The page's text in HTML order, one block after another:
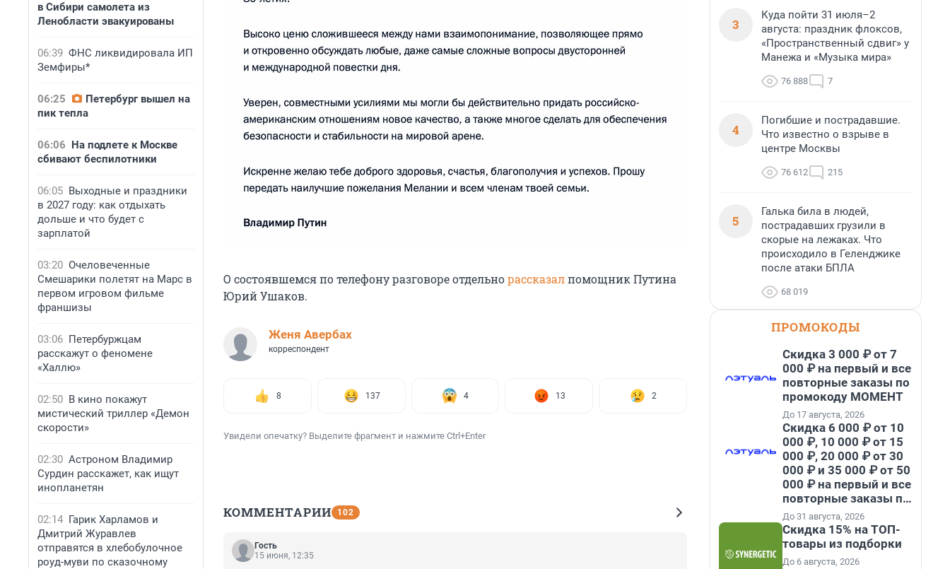
в Сибири самолета из
Ленобласти эвакуированы
06:39 ФНС ликвидировала ИП
Земфиры*
06:25
Петербург вышел на
пик тепла
06:06 На подлете к Москве
сбивают беспилотники
06:05 Выходные и праздники
в 2027 году: как отдыхать
дольше и что будет с
зарплатой
03:20 Очеловеченные
Смешарики полетят на Марс в
первом игровом фильме
франшизы
03:06 Петербуржцам
расскажут о феномене
«Халлю»
02:50 В кино покажут
мистический триллер «Демон
скорости»
02:30 Астроном Владимир
Сурдин расскажет, как ищут
инопланетян
02:14 Гарик Харламов и
Дмитрий Журавлев
отправятся в хлебобулочное
роуд-муви по сказочному
О состоявшемся по телефону разговоре отдельнорассказалпомощник Путина
Юрий Ушаков.
Женя Авербах
корреспондент
8 137 4 13 2
Увидели опечатку? Выделите фрагмент и нажмите Ctrl+Enter
КОММЕНТАРИИ 102
Гость
15 июня, 12:35
3
Куда пойти 31 июля–2
августа: праздник флоксов,
«Пространственный сдвиг» у
Манежа и «Музыка мира»
76 888 7
4
Погибшие и пострадавшие.
Что известно о взрыве в
центре Москвы
76 612 215
5
Галька била в людей,
пострадавших грузили в
скорые на лежаках. Что
происходило в Геленджике
после атаки БПЛА
68 019
ПРОМОКОДЫ
Скидка 3 000 ₽ от 7
000 ₽ на первый и все
повторные заказы по
промокоду МОМЕНТ
До 17 августа, 2026
Скидка 6 000 ₽ от 10
000 ₽, 10 000 ₽ от 15
000 ₽, 20 000 ₽ от 30
000 ₽ и 35 000 ₽ от 50
000 ₽ на первый и все
повторные заказы по
промокоду НАБЕРИ
До 31 августа, 2026
Скидка 15% на ТОП-
товары из подборки
До 6 августа, 2026